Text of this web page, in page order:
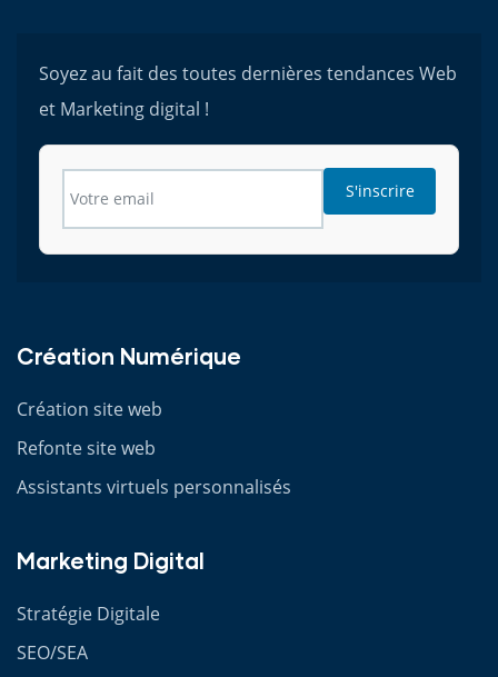
Soyez au fait des toutes dernières tendances Web
et Marketing digital !
S'inscrire
Création Numérique
Création site web
Refonte site web
Assistants virtuels personnalisés
Marketing Digital
Stratégie Digitale
SEO/SEA